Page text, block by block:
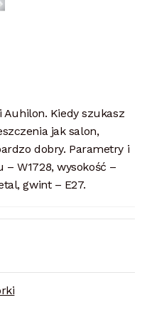
Kiedy szukasz
jak salon,
dobry. Parametry i
W1728, wysokość –
gwint – E27.